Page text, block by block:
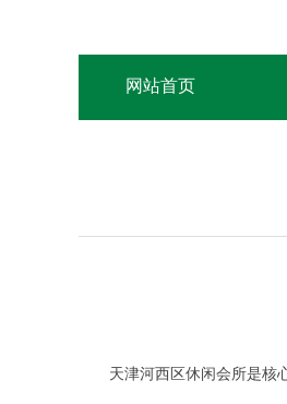
网站首页
天津河西区休闲会所是核心